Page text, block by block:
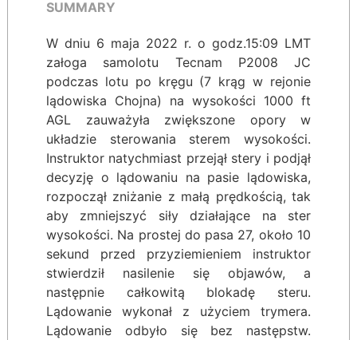
SUMMARY
W dniu 6 maja 2022 r. o godz.15:09 LMT
załoga samolotu Tecnam P2008 JC
podczas lotu po kręgu (7 krąg w rejonie
lądowiska Chojna) na wysokości 1000 ft
AGL zauważyła zwiększone opory w
układzie sterowania sterem wysokości.
Instruktor natychmiast przejął stery i podjął
decyzję o lądowaniu na pasie lądowiska,
rozpoczął zniżanie z małą prędkością, tak
aby zmniejszyć siły działające na ster
wysokości. Na prostej do pasa 27, około 10
sekund przed przyziemieniem instruktor
stwierdził nasilenie się objawów, a
następnie całkowitą blokadę steru.
Lądowanie wykonał z użyciem trymera.
Lądowanie odbyło się bez następstw.